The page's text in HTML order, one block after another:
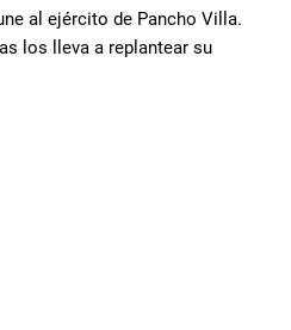
al ejército de Pancho Villa.
los lleva a replantear su